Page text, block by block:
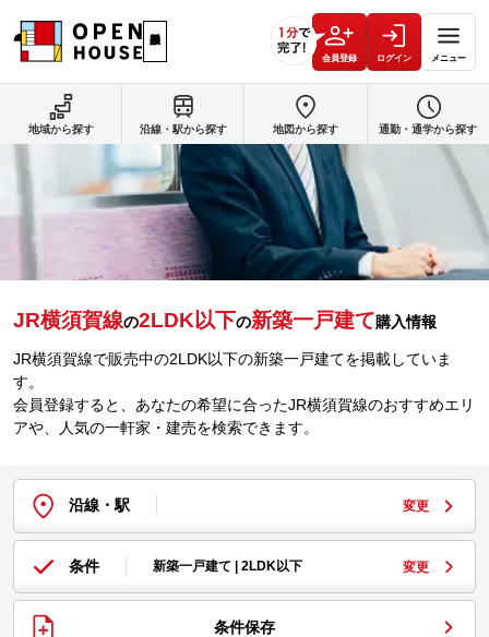
会員登録 ログイン メニュー
JR横須賀線の2LDK以下の新築一戸建て購入情報
JR横須賀線で販売中の2LDK以下の新築一戸建てを掲載していま
す。
会員登録すると、あなたの希望に合ったJR横須賀線のおすすめエリ
アや、人気の一軒家・建売を検索できます。
沿線・駅 変更
条件 新築一戸建て | 2LDK以下 変更
条件保存
地域から探す 沿線・駅から探す 地図から探す 通勤・通学から探す